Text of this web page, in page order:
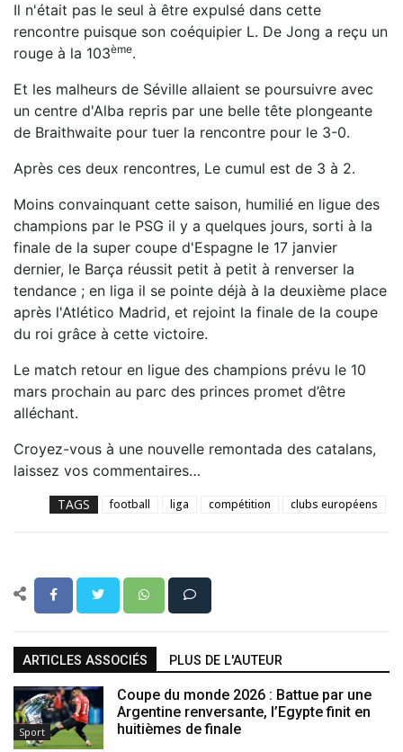
Il n'était pas le seul à être expulsé dans cette
rencontre puisque son coéquipier L. De Jong a reçu un
rouge à la 103ème.
Et les malheurs de Séville allaient se poursuivre avec
un centre d'Alba repris par une belle tête plongeante
de Braithwaite pour tuer la rencontre pour le 3-0.
Après ces deux rencontres, Le cumul est de 3 à 2.
Moins convainquant cette saison, humilié en ligue des
champions par le PSG il y a quelques jours, sorti à la
finale de la super coupe d'Espagne le 17 janvier
dernier, le Barça réussit petit à petit à renverser la
tendance ; en liga il se pointe déjà à la deuxième place
après l'Atlético Madrid, et rejoint la finale de la coupe
du roi grâce à cette victoire.
Le match retour en ligue des champions prévu le 10
mars prochain au parc des princes promet d’être
alléchant.
Croyez-vous à une nouvelle remontada des catalans,
laissez vos commentaires…
TAGS football liga compétition clubs européens
ARTICLES ASSOCIÉS PLUS DE L'AUTEUR
Sport
Coupe du monde 2026 : Battue par une
Argentine renversante, l’Egypte finit en
huitièmes de finale